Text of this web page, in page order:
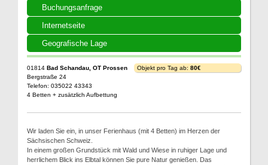
Buchungsanfrage
Internetseite
Geografische Lage
01814 Bad Schandau, OT Prossen
Bergstraße 24
Telefon: 035022 43343
4 Betten + zusätzlich Aufbettung
Objekt pro Tag ab: 80€
Wir laden Sie ein, in unser Ferienhaus (mit 4 Betten) im Herzen der
Sächsischen Schweiz.
In einem großen Grundstück mit Wald und Wiese in ruhiger Lage und
herrlichem Blick ins Elbtal können Sie pure Natur genießen. Das